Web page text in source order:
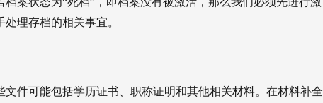
理存档的相关事宜。
件可能包括学历证书、职称证明和其他相关材料。在材料补全